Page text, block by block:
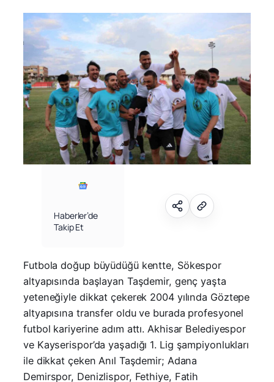
Haberler’de
Takip Et
Futbola doğup büyüdüğü kentte, Sökespor
altyapısında başlayan Taşdemir, genç yaşta
yeteneğiyle dikkat çekerek 2004 yılında Göztepe
altyapısına transfer oldu ve burada profesyonel
futbol kariyerine adım attı. Akhisar Belediyespor
ve Kayserispor’da yaşadığı 1. Lig şampiyonlukları
ile dikkat çeken Anıl Taşdemir; Adana
Demirspor, Denizlispor, Fethiye, Fatih